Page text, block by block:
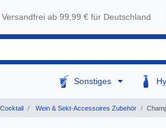
Versandfrei ab 99,99 € für Deutschland
Sonstiges
Wein & Sekt-Accessoires Zubehör